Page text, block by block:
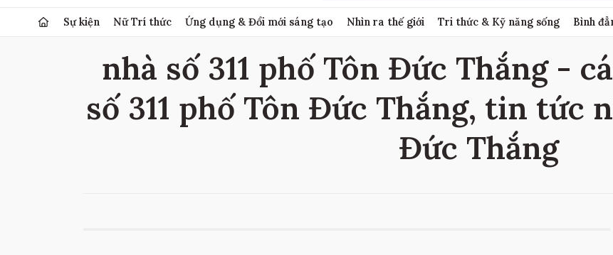
Sự kiện Nữ Trí thức Ứng dụng & Đổi mới sáng tạo Nhìn ra thế giới Tri thức & Kỹ năng sống Bình
nhà số 311 phố Tôn Đức Thắng -
số 311 phố Tôn Đức Thắng, tin tức
Đức Thắng